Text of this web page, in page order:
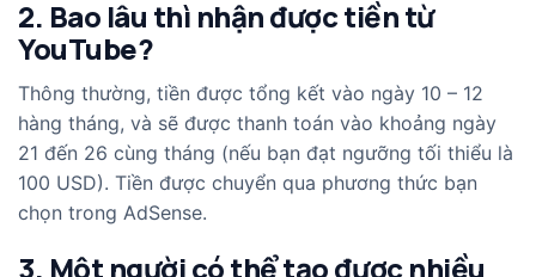
2. Bao lâu thì nhận được tiền từ
YouTube?
Thông thường, tiền được tổng kết vào ngày 10 – 12
hàng tháng, và sẽ được thanh toán vào khoảng ngày
21 đến 26 cùng tháng (nếu bạn đạt ngưỡng tối thiểu là
100 USD). Tiền được chuyển qua phương thức bạn
chọn trong AdSense.
3. Một người có thể tạo được nhiều